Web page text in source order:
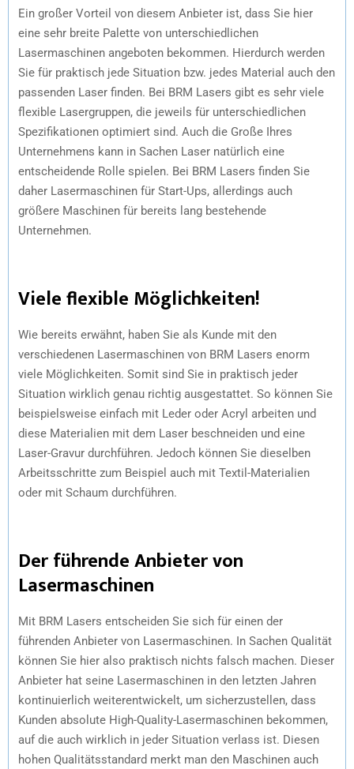
Ein großer Vorteil von diesem Anbieter ist, dass Sie hier
eine sehr breite Palette von unterschiedlichen
Lasermaschinen angeboten bekommen. Hierdurch werden
Sie für praktisch jede Situation bzw. jedes Material auch den
passenden Laser finden. Bei BRM Lasers gibt es sehr viele
flexible Lasergruppen, die jeweils für unterschiedlichen
Spezifikationen optimiert sind. Auch die Große Ihres
Unternehmens kann in Sachen Laser natürlich eine
entscheidende Rolle spielen. Bei BRM Lasers finden Sie
daher Lasermaschinen für Start-Ups, allerdings auch
größere Maschinen für bereits lang bestehende
Unternehmen.
Viele flexible Möglichkeiten!
Wie bereits erwähnt, haben Sie als Kunde mit den
verschiedenen Lasermaschinen von BRM Lasers enorm
viele Möglichkeiten. Somit sind Sie in praktisch jeder
Situation wirklich genau richtig ausgestattet. So können Sie
beispielsweise einfach mit Leder oder Acryl arbeiten und
diese Materialien mit dem Laser beschneiden und eine
Laser-Gravur durchführen. Jedoch können Sie dieselben
Arbeitsschritte zum Beispiel auch mit Textil-Materialien
oder mit Schaum durchführen.
Der führende Anbieter von
Lasermaschinen
Mit BRM Lasers entscheiden Sie sich für einen der
führenden Anbieter von Lasermaschinen. In Sachen Qualität
können Sie hier also praktisch nichts falsch machen. Dieser
Anbieter hat seine Lasermaschinen in den letzten Jahren
kontinuierlich weiterentwickelt, um sicherzustellen, dass
Kunden absolute High-Quality-Lasermaschinen bekommen,
auf die auch wirklich in jeder Situation verlass ist. Diesen
hohen Qualitätsstandard merkt man den Maschinen auch